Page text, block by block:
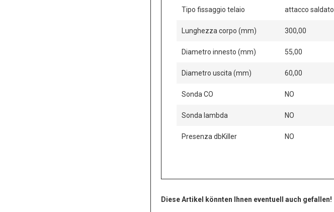
Tipo fissaggio telaio attacco saldato
Lunghezza corpo (mm) 300,00
Diametro innesto (mm) 55,00
Diametro uscita (mm) 60,00
Sonda CO NO
Sonda lambda NO
Presenza dbKiller NO
Diese Artikel könnten Ihnen eventuell auch gefallen!